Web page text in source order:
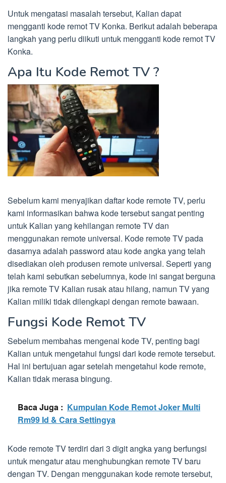
Untuk mengatasi masalah tersebut, Kalian dapat
mengganti kode remot TV Konka. Berikut adalah beberapa
langkah yang perlu diikuti untuk mengganti kode remot TV
Konka.
Apa Itu Kode Remot TV ?
Sebelum kami menyajikan daftar kode remote TV, perlu
kami informasikan bahwa kode tersebut sangat penting
untuk Kalian yang kehilangan remote TV dan
menggunakan remote universal. Kode remote TV pada
dasarnya adalah password atau kode angka yang telah
disediakan oleh produsen remote universal. Seperti yang
telah kami sebutkan sebelumnya, kode ini sangat berguna
jika remote TV Kalian rusak atau hilang, namun TV yang
Kalian miliki tidak dilengkapi dengan remote bawaan.
Fungsi Kode Remot TV
Sebelum membahas mengenai kode TV, penting bagi
Kalian untuk mengetahui fungsi dari kode remote tersebut.
Hal ini bertujuan agar setelah mengetahui kode remote,
Kalian tidak merasa bingung.
Baca Juga : Kumpulan Kode Remot Joker Multi
Rm99 Id & Cara Settingya
Kode remote TV terdiri dari 3 digit angka yang berfungsi
untuk mengatur atau menghubungkan remote TV baru
dengan TV. Dengan menggunakan kode remote tersebut,